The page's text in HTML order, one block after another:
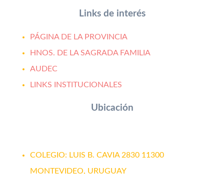
Links de interés
PÁGINA DE LA PROVINCIA
HNOS. DE LA SAGRADA FAMILIA
AUDEC
LINKS INSTITUCIONALES
Ubicación
COLEGIO: LUIS B. CAVIA 2830 11300
MONTEVIDEO, URUGUAY